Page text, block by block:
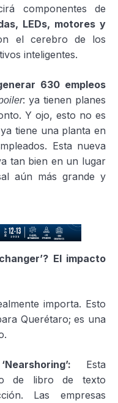
componentes de
LEDs, motores y
el cerebro de los
inteligentes.
630 empleos
: ya tienen planes
Y ojo, esto no es
tiene una planta en
Esta nueva
tan bien en un lugar
aún más grande y
El impacto
importa. Esto
Querétaro; es una
Esta
de libro de texto
Las empresas